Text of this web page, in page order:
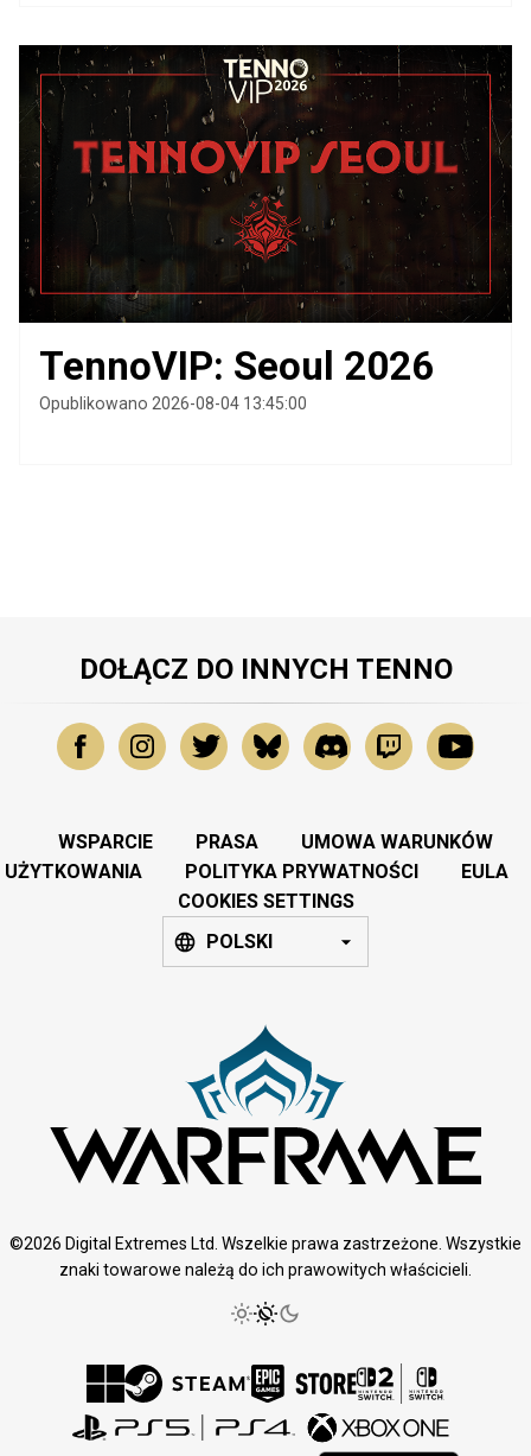
TennoVIP: Seoul 2026
Opublikowano 2026-08-04 13:45:00
DOŁĄCZ DO INNYCH TENNO
WSPARCIE PRASA
UMOWA WARUNKÓW
UŻYTKOWANIA
POLITYKA PRYWATNOŚCI
EULA
COOKIES SETTINGS
POLSKI
©2026 Digital Extremes Ltd. Wszelkie prawa zastrzeżone. Wszystkie
znaki towarowe należą do ich prawowitych właścicieli.